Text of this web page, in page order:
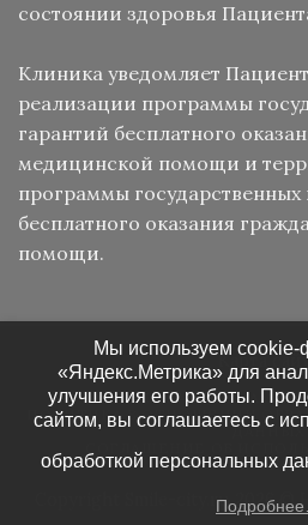
состоянии здоровья
Клиника уведомляет
реализации программы
гарантий бесплатного
медицинской помощи и
программы государственных
бесплатного оказания
помощи.
Карта
СВЯЗАТЬСЯ С НАМИ
ПОЛИТИКА В ОТНОШЕНИИ
ДАННЫХ
СОГЛАШЕНИЕ ОБ
ПРАВОВАЯ
Copyright Smile-city.ru 2026 ©
Мы используем
«Яндекс.Метрика» для
улучшения его работы.
сайтом, вы соглашаетесь с
обработкой персональных